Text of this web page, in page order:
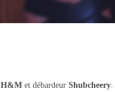
H&M et débardeur Shubcheery.